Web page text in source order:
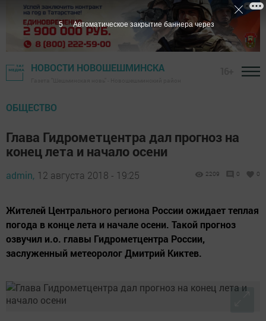
НОВОСТИ НОВОШЕШМИНСКА
ОБЩЕСТВО
Глава Гидрометцентра дал прогноз на
конец лета и начало осени
admin, 12 августа 2018 - 19:25 2209 0 0
Жителей Центрального региона России ожидает теплая
погода в конце лета и начале осени. Такой прогноз
озвучил и.о. главы Гидрометцентра России,
заслуженный метеоролог Дмитрий Киктев.
4 Автоматическое закрытие баннера через